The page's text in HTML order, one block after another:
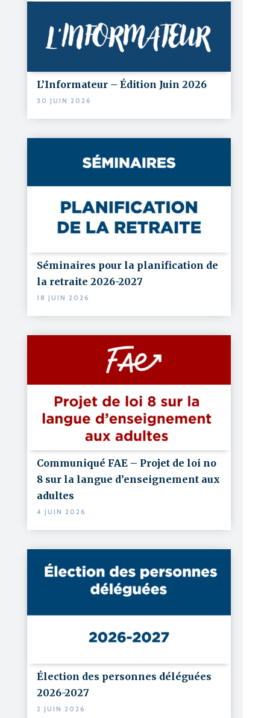
L’Informateur – Édition Juin 2026
30 JUIN 2026
Séminaires pour la planification de
la retraite 2026-2027
18 JUIN 2026
Communiqué FAE – Projet de loi no
8 sur la langue d’enseignement aux
adultes
4 JUIN 2026
Élection des personnes déléguées
2026-2027
2 JUIN 2026